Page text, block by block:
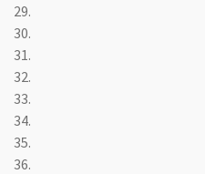
29.
30.
31.
32.
33.
34.
35.
36.